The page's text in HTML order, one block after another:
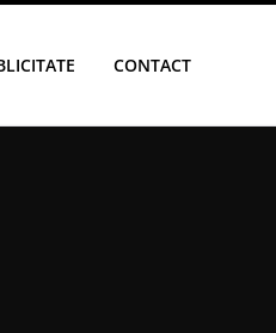
CONTACT